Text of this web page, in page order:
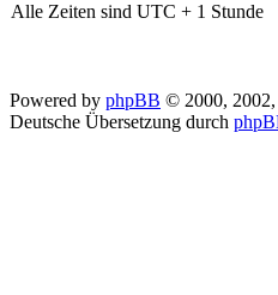
Alle Zeiten sind UTC + 1 Stunde
Powered by phpBB © 2000,
Deutsche Übersetzung durch